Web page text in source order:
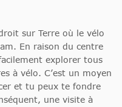
sur Terre où le vélo
En raison du centre
explorer tous
à vélo. C’est un moyen
et tu peux te fondre
une visite à